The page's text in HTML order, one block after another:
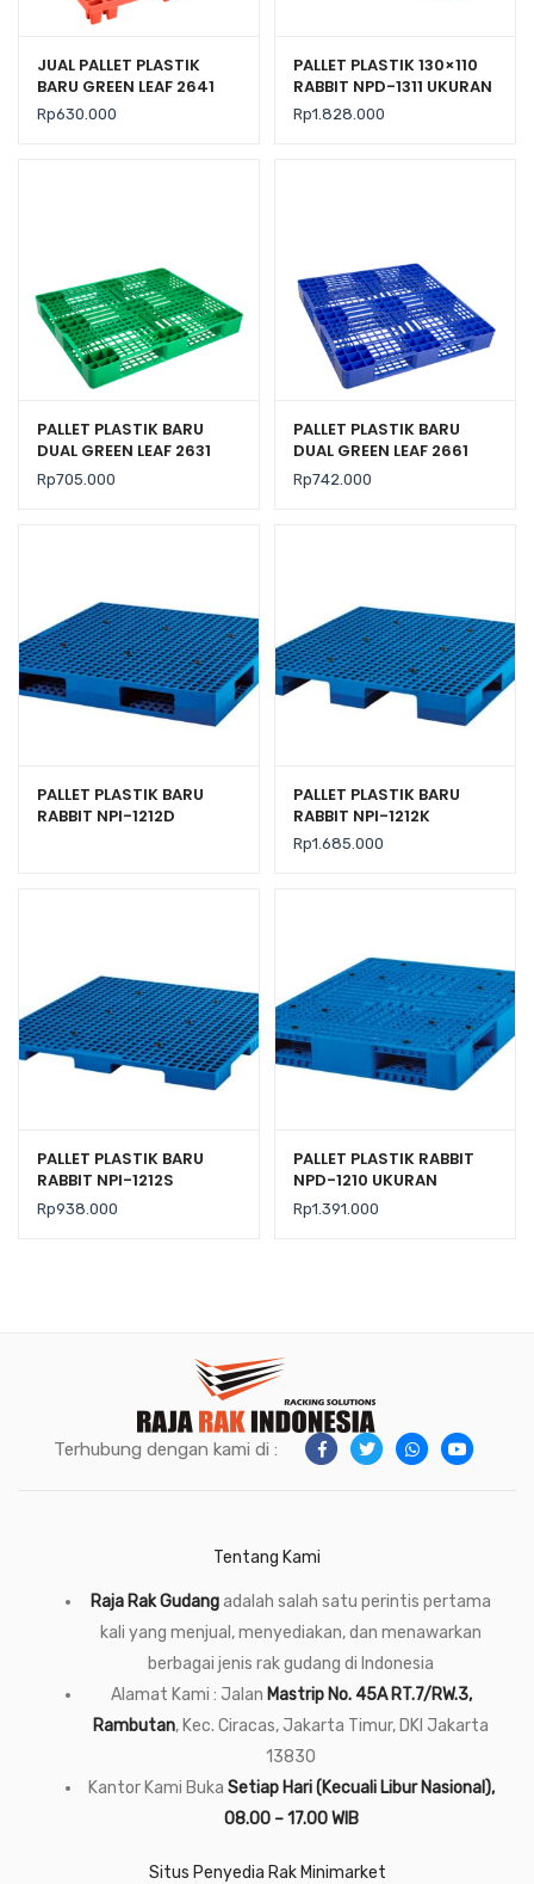
JUAL PALLET PLASTIK
BARU GREEN LEAF 2641
UKURAN 120x100x14 CM
Rp630.000
PALLET PLASTIK 130×110
RABBIT NPD-1311 UKURAN
130x110x150 CM, JUAL
HARGA BERSAING
Rp1.828.000
PALLET PLASTIK BARU
DUAL GREEN LEAF 2631
UKURAN 120x100x14 CM
Rp705.000
PALLET PLASTIK BARU
DUAL GREEN LEAF 2661
UKURAN 110x110x14 CM
Rp742.000
PALLET PLASTIK BARU
RABBIT NPI-1212D
PALLET PLASTIK BARU
RABBIT NPI-1212K
UKURAN 120x120x13,5 CM
Rp1.685.000
PALLET PLASTIK BARU
RABBIT NPI-1212S
UKURAN 120x120x7,5 CM
FLOORING ONLY
Rp938.000
PALLET PLASTIK RABBIT
NPD-1210 UKURAN
120x100x15 CM
Rp1.391.000
Terhubung dengan kami di :
Tentang Kami
Raja Rak Gudangadalah salah satu perintis pertama
kali yang menjual, menyediakan, dan menawarkan
berbagai jenis rak gudang di Indonesia
Alamat Kami : Jalan Mastrip No. 45A RT.7/RW.3,
Rambutan, Kec. Ciracas, Jakarta Timur, DKI Jakarta
13830
Kantor Kami Buka Setiap Hari (Kecuali Libur Nasional),
08.00 – 17.00 WIB
Situs Penyedia Rak Minimarket